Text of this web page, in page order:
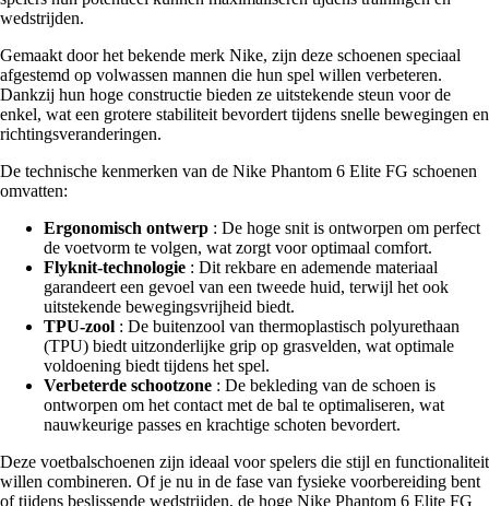
wedstrijden.
Gemaakt door het bekende merk Nike, zijn deze schoenen speciaal
afgestemd op volwassen mannen die hun spel willen verbeteren.
Dankzij hun hoge constructie bieden ze uitstekende steun voor de
enkel, wat een grotere stabiliteit bevordert tijdens snelle bewegingen en
richtingsveranderingen.
De technische kenmerken van de Nike Phantom 6 Elite FG schoenen
omvatten:
Ergonomisch ontwerp : De hoge snit is ontworpen om perfect
de voetvorm te volgen, wat zorgt voor optimaal comfort.
Flyknit-technologie : Dit rekbare en ademende materiaal
garandeert een gevoel van een tweede huid, terwijl het ook
uitstekende bewegingsvrijheid biedt.
TPU-zool : De buitenzool van thermoplastisch polyurethaan
(TPU) biedt uitzonderlijke grip op grasvelden, wat optimale
voldoening biedt tijdens het spel.
Verbeterde schootzone : De bekleding van de schoen is
ontworpen om het contact met de bal te optimaliseren, wat
nauwkeurige passes en krachtige schoten bevordert.
Deze voetbalschoenen zijn ideaal voor spelers die stijl en functionaliteit
willen combineren. Of je nu in de fase van fysieke voorbereiding bent
of tijdens beslissende wedstrijden, de hoge Nike Phantom 6 Elite FG